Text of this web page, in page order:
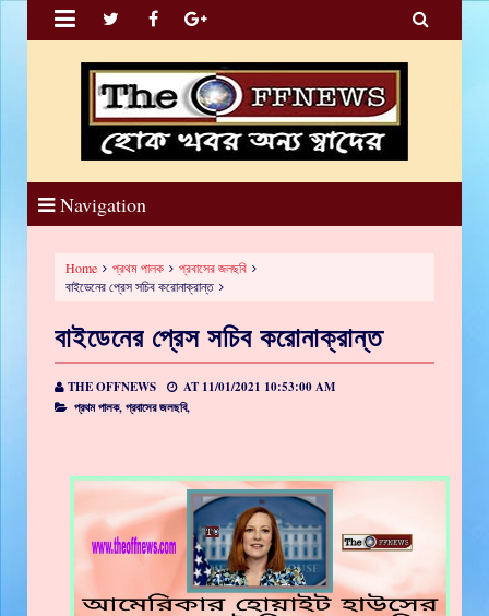
 
Navigation
Home প্রথম পালক
প্রবাসের জলছবি
বাইডেনের প্রেস সচিব করোনাক্রান্ত
বাইডেনের প্রেস সচিব করোনাক্রান্ত
THE OFFNEWS AT 11/01/2021 10:53:00 AM
প্রথম পালক,প্রবাসের জলছবি,